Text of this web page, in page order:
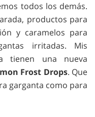
todos los demás.
productos para
y caramelos para
irritadas. Mis
tienen una nueva
Frost Drops. Que
garganta como para